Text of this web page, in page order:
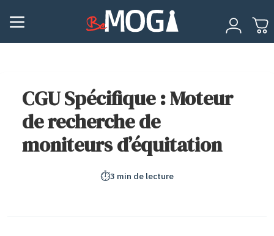
CGU Spécifique : Moteur
de recherche de
moniteurs d’équitation
⏱️3 min de lecture